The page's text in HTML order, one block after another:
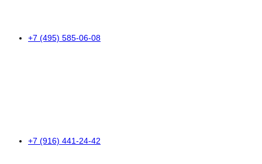
+7 (495) 585-06-08
+7 (916) 441-24-42